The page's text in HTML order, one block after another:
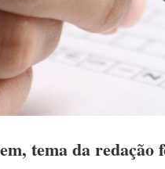
tema da redação